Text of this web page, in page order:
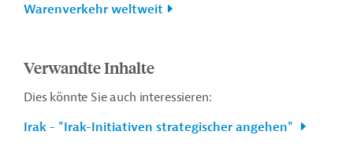
Warenverkehr weltweit
Verwandte Inhalte
Dies könnte Sie auch interessieren:
Irak - "Irak-Initiativen strategischer angehen"